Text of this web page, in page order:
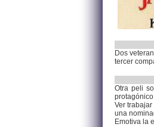
Dos
tercer
Otra peli
Ver
una
Emotiva la